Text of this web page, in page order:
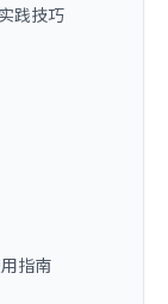
践技巧
指南